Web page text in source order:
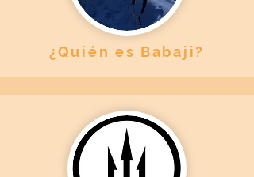
¿Quién es Babaji?